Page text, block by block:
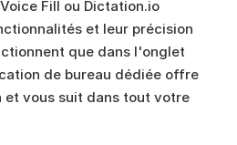
Fill ou Dictation.io
et leur précision
que dans l'onglet
de bureau dédiée offre
et vous suit dans tout votre